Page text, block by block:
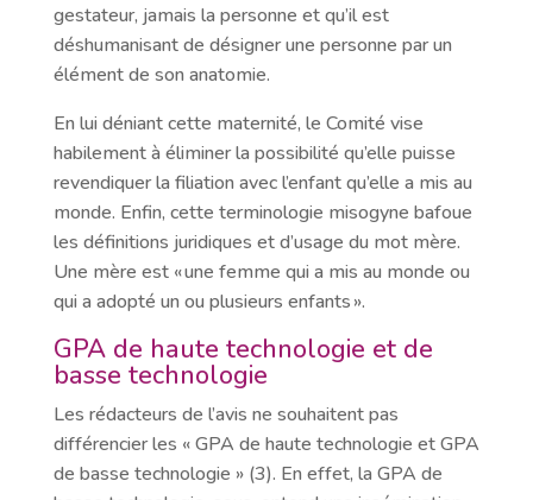
gestateur, jamais la personne et qu’il est
déshumanisant de désigner une personne par un
élément de son anatomie.
En lui déniant cette maternité, le Comité vise
habilement à éliminer la possibilité qu’elle puisse
revendiquer la filiation avec l’enfant qu’elle a mis au
monde. Enfin, cette terminologie misogyne bafoue
les définitions juridiques et d’usage du mot mère.
Une mère est « une femme qui a mis au monde ou
qui a adopté un ou plusieurs enfants ».
GPA de haute technologie et de
basse technologie
Les rédacteurs de l’avis ne souhaitent pas
différencier les « GPA de haute technologie et GPA
de basse technologie » (3). En effet, la GPA de